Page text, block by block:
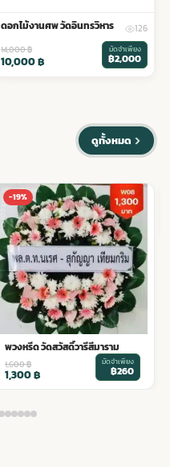
ดอกไม้งานศพ วัดอินทรวิหาร 126
14,000฿
10,000฿
มัดจำเพียง
฿2,000
ดูทั้งหมด
-19%
พวงหรีด วัดแก้วฟ้าจุฬามณี
1,600฿
1,300฿
มัดจำเพียง
฿260